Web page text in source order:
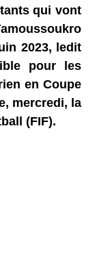
qui vont
2023, ledit
pour les
en Coupe
mercredi, la
(FIF).